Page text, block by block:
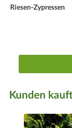
Riesen-Zypressen
Kunden